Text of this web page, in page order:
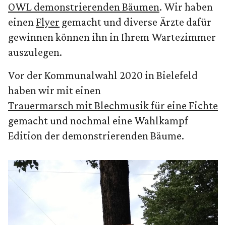
OWL demonstrierenden Bäumen. Wir haben
einen Flyer gemacht und diverse Ärzte dafür
gewinnen können ihn in Ihrem Wartezimmer
auszulegen.
Vor der Kommunalwahl 2020 in Bielefeld
haben wir mit einen
Trauermarsch mit Blechmusik für eine Fichte
gemacht und nochmal eine Wahlkampf
Edition der demonstrierenden Bäume.